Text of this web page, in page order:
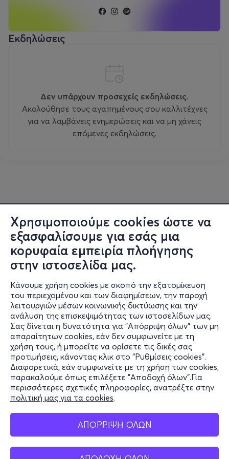
Χρησιμοποιούμε cookies ώστε να
εξασφαλίσουμε για εσάς μια
κορυφαία εμπειρία πλοήγησης
στην ιστοσελίδα μας.
Κάνουμε χρήση cookies με σκοπό την εξατομίκευση
του περιεχομένου και των διαφημίσεων, την παροχή
λειτουργιών μέσων κοινωνικής δικτύωσης και την
ανάλυση της επισκεψιμότητας των ιστοσελίδων μας.
Σας δίνεται η δυνατότητα για "Απόρριψη όλων" των μη
απαραίτητων cookies, εάν δεν συμφωνείτε με τη
χρήση τους, ή μπορείτε να ορίσετε τις δικές σας
προτιμήσεις, κάνοντας κλικ στο "Ρυθμίσεις cookies".
Διαφορετικά, εάν συμφωνείτε με τη χρήση των cookies,
παρακαλούμε όπως επιλέξετε "Αποδοχή όλων".Για
περισσότερες σχετικές πληροφορίες, ανατρέξτε στην
πολιτική μας για τα cookies.
ΑΠΟΡΡΙΨΗ ΟΛΩΝ
Εκδηλώσεις
Δεν υπάρχουν προσεχείς εκδηλώσεις.
Ακολούθησε τους αγαπημένους σου καλλιτέχνες
για να λαμβάνεις ενημερώσεις και να μη χάνεις
επόμενες εκδηλώσεις.
Πληροφορίες
Υποστήριξη
Stay Connected
Mobile app